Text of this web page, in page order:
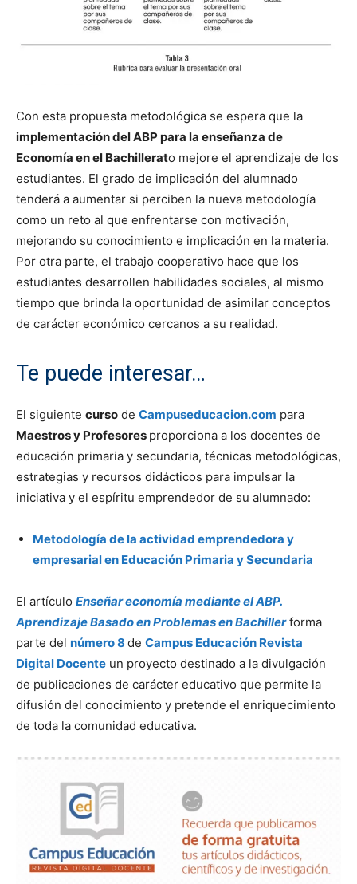
Con esta propuesta metodológica se espera que la
implementación del ABP para la enseñanza de
Economía en el Bachillerato mejore el aprendizaje de los
estudiantes. El grado de implicación del alumnado
tenderá a aumentar si perciben la nueva metodología
como un reto al que enfrentarse con motivación,
mejorando su conocimiento e implicación en la materia.
Por otra parte, el trabajo cooperativo hace que los
estudiantes desarrollen habilidades sociales, al mismo
tiempo que brinda la oportunidad de asimilar conceptos
de carácter económico cercanos a su realidad.
Te puede interesar…
El siguiente curso de Campuseducacion.com para
Maestros y Profesores proporciona a los docentes de
educación primaria y secundaria, técnicas metodológicas,
estrategias y recursos didácticos para impulsar la
iniciativa y el espíritu emprendedor de su alumnado:
Metodología de la actividad emprendedora y
empresarial en Educación Primaria y Secundaria
El artículo Enseñar economía mediante el ABP.
Aprendizaje Basado en Problemas en Bachillerforma
parte del número 8 de Campus Educación Revista
Digital Docente un proyecto destinado a la divulgación
de publicaciones de carácter educativo que permite la
difusión del conocimiento y pretende el enriquecimiento
de toda la comunidad educativa.